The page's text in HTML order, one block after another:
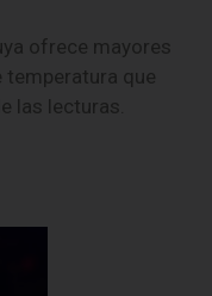
ofrece mayores
que
las lecturas.